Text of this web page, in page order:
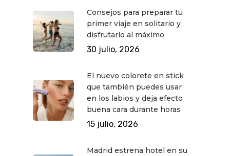
Consejos para preparar tu
primer viaje en solitario y
disfrutarlo al máximo
30 julio, 2026
El nuevo colorete en stick
que también puedes usar
en los labios y deja efecto
buena cara durante horas
15 julio, 2026
Madrid estrena hotel en su
Cine
Música
Gourmet
Gastro